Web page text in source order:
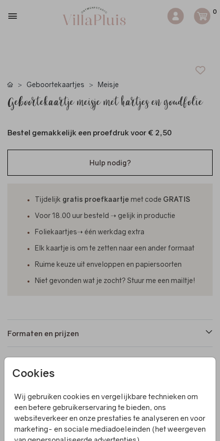
0
Cookies
Wij gebruiken cookies en vergelijkbare technieken om
een betere gebruikerservaring te bieden, ons
websiteverkeer en onze prestaties te analyseren en voor
marketing- en sociale mediadoeleinden (het weergeven
Geboortekaartjes Meisje
Geboortekaartje meisje met hartjes en goudfolie
Bestel gemakkelijk een proefdruk voor € 2,50
Hulp nodig?
Tijdelijk gratis proefkaartje met code GRATIS
Voor 18.00 uur besteld ➝ gelijk in productie
Foliekaartjes➝ één werkdag extra
Elk kaartje is om te zetten naar een ander formaat
Ruime keuze uit enveloppen en papiersoorten
Niet gevonden wat je zocht? Stuur me een mailtje!
Formaten en prijzen
Productinformatie
Omschrijving
Dit gevouwen geboortekaartje met gouden letters is
extra mooi door de folie. De kleur hiervan kun je zelf naar
wens aanpassen. Villa Pluis ontwerpt écht unieke en